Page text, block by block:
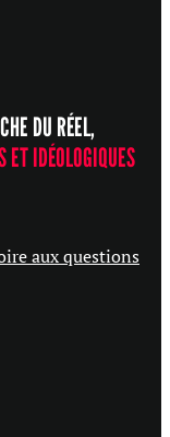
DU RÉEL,
ET IDÉOLOGIQUES
aux questions